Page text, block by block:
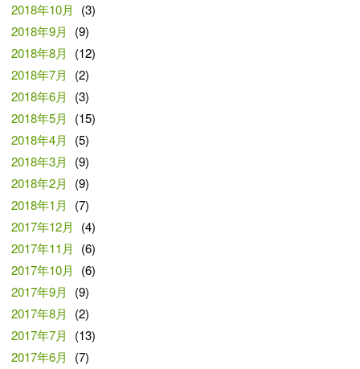
2018年10月
(3)
2018年9月
(9)
2018年8月
(12)
2018年7月
(2)
2018年6月
(3)
2018年5月
(15)
2018年4月
(5)
2018年3月
(9)
2018年2月
(9)
2018年1月
(7)
2017年12月
(4)
2017年11月
(6)
2017年10月
(6)
2017年9月
(9)
2017年8月
(2)
2017年7月
(13)
2017年6月
(7)